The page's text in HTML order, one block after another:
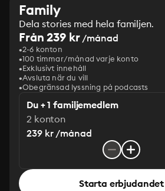
Family
Dela stories med hela familjen.
Från 239 kr/månad
2-6 konton
100 timmar/månad varje konto
Exklusivt innehåll
Avsluta när du vill
Obegränsad lyssning på podcasts
Du + 1 familjemedlem
2 konton
239 kr /månad
Starta erbjudandet